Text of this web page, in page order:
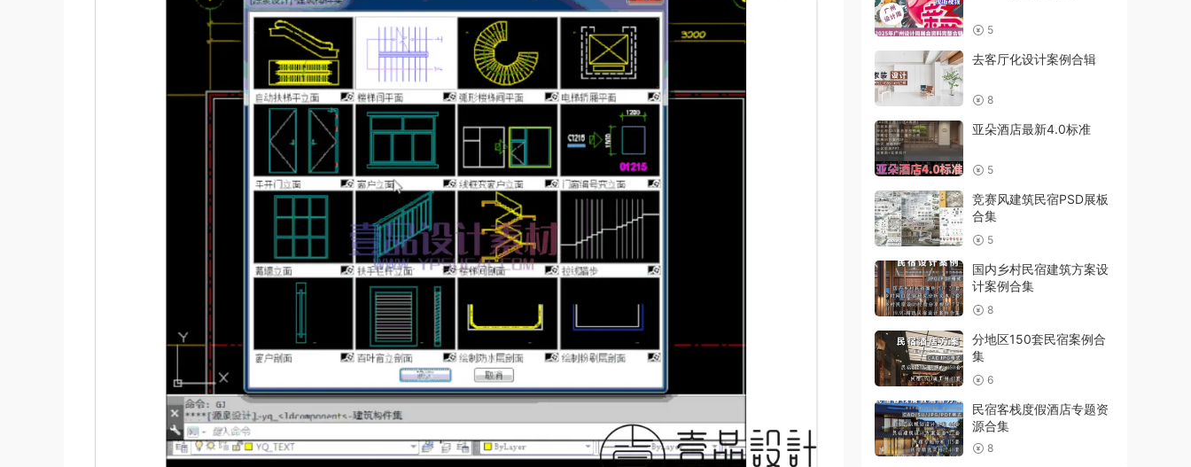
5
去客厅化设计案例合辑
8
亚朵酒店最新4.0标准
5
竞赛风建筑民宿PSD展板
合集
5
国内乡村民宿建筑方案设
计案例合集
8
分地区150套民宿案例合
集
6
民宿客栈度假酒店专题资
源合集
8